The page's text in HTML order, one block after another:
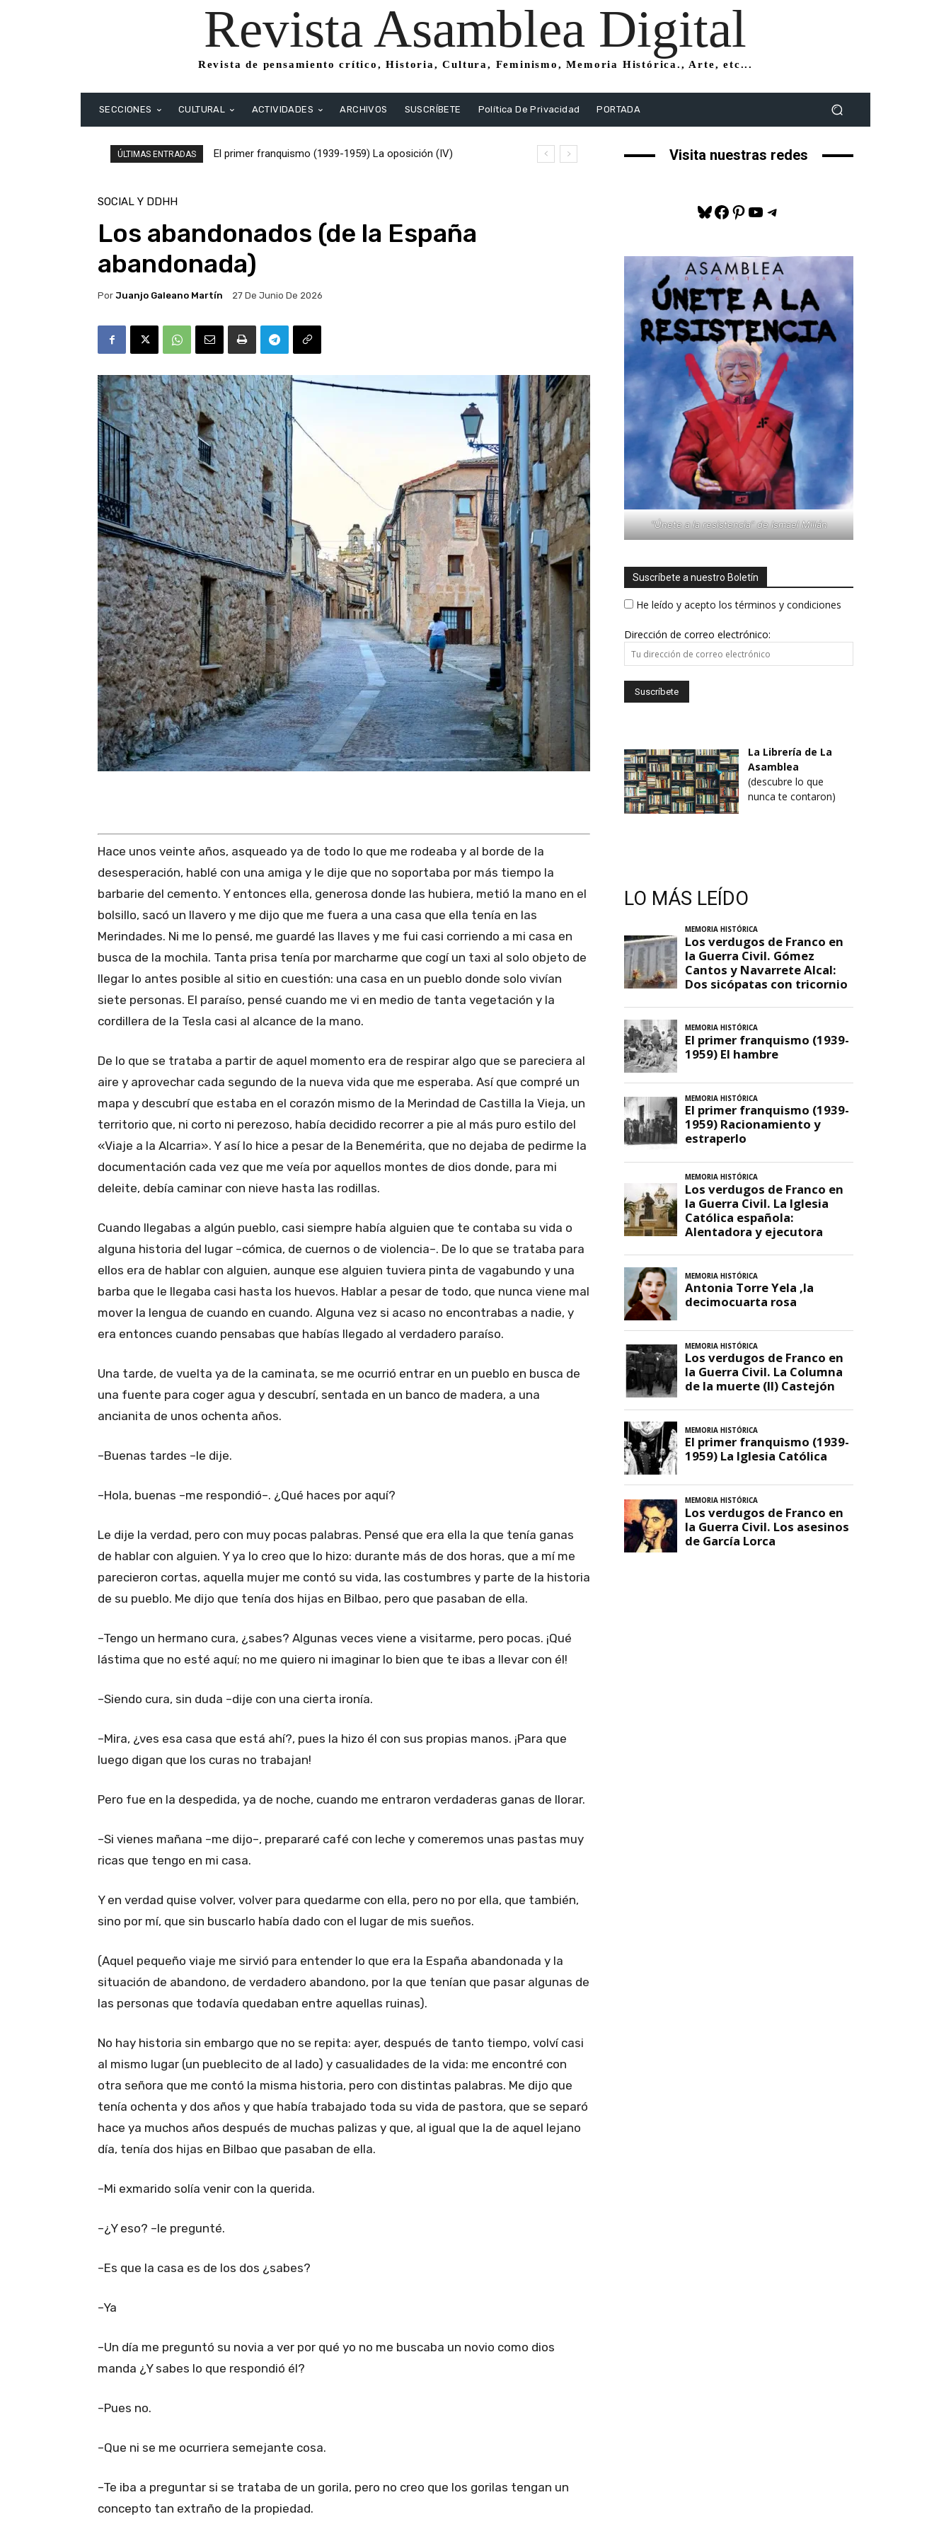
Revista Asamblea Digital
Revista de pensamiento crítico, Historia, Cultura, Feminismo, Memoria Histórica., Arte, etc...
SECCIONES CULTURAL ACTIVIDADES ARCHIVOS SUSCRÍBETE Política De Privacidad PORTADA
ÚLTIMAS ENTRADAS
El primer franquismo (1939-1959) La oposición (IV)
El primer franquismo (1939-1959) La oposición (III) El PSOE
SOCIAL Y DDHH
Los abandonados (de la España
abandonada)
Por Juanjo Galeano Martín 27 De Junio De 2026
Hace unos veinte años, asqueado ya de todo lo que me rodeaba y al borde de la
desesperación, hablé con una amiga y le dije que no soportaba por más tiempo la
barbarie del cemento. Y entonces ella, generosa donde las hubiera, metió la mano en el
bolsillo, sacó un llavero y me dijo que me fuera a una casa que ella tenía en las
Merindades. Ni me lo pensé, me guardé las llaves y me fui casi corriendo a mi casa en
busca de la mochila. Tanta prisa tenía por marcharme que cogí un taxi al solo objeto de
llegar lo antes posible al sitio en cuestión: una casa en un pueblo donde solo vivían
siete personas. El paraíso, pensé cuando me vi en medio de tanta vegetación y la
cordillera de la Tesla casi al alcance de la mano.
De lo que se trataba a partir de aquel momento era de respirar algo que se pareciera al
aire y aprovechar cada segundo de la nueva vida que me esperaba. Así que compré un
mapa y descubrí que estaba en el corazón mismo de la Merindad de Castilla la Vieja, un
territorio que, ni corto ni perezoso, había decidido recorrer a pie al más puro estilo del
«Viaje a la Alcarria». Y así lo hice a pesar de la Benemérita, que no dejaba de pedirme la
documentación cada vez que me veía por aquellos montes de dios donde, para mi
deleite, debía caminar con nieve hasta las rodillas.
Cuando llegabas a algún pueblo, casi siempre había alguien que te contaba su vida o
alguna historia del lugar –cómica, de cuernos o de violencia–. De lo que se trataba para
ellos era de hablar con alguien, aunque ese alguien tuviera pinta de vagabundo y una
barba que le llegaba casi hasta los huevos. Hablar a pesar de todo, que nunca viene mal
mover la lengua de cuando en cuando. Alguna vez si acaso no encontrabas a nadie, y
era entonces cuando pensabas que habías llegado al verdadero paraíso.
Una tarde, de vuelta ya de la caminata, se me ocurrió entrar en un pueblo en busca de
una fuente para coger agua y descubrí, sentada en un banco de madera, a una
ancianita de unos ochenta años.
–Buenas tardes –le dije.
–Hola, buenas –me respondió–. ¿Qué haces por aquí?
Le dije la verdad, pero con muy pocas palabras. Pensé que era ella la que tenía ganas
de hablar con alguien. Y ya lo creo que lo hizo: durante más de dos horas, que a mí me
parecieron cortas, aquella mujer me contó su vida, las costumbres y parte de la historia
de su pueblo. Me dijo que tenía dos hijas en Bilbao, pero que pasaban de ella.
–Tengo un hermano cura, ¿sabes? Algunas veces viene a visitarme, pero pocas. ¡Qué
lástima que no esté aquí; no me quiero ni imaginar lo bien que te ibas a llevar con él!
–Siendo cura, sin duda –dije con una cierta ironía.
–Mira, ¿ves esa casa que está ahí?, pues la hizo él con sus propias manos. ¡Para que
luego digan que los curas no trabajan!
Pero fue en la despedida, ya de noche, cuando me entraron verdaderas ganas de llorar.
–Si vienes mañana –me dijo–, prepararé café con leche y comeremos unas pastas muy
ricas que tengo en mi casa.
Y en verdad quise volver, volver para quedarme con ella, pero no por ella, que también,
sino por mí, que sin buscarlo había dado con el lugar de mis sueños.
(Aquel pequeño viaje me sirvió para entender lo que era la España abandonada y la
situación de abandono, de verdadero abandono, por la que tenían que pasar algunas de
las personas que todavía quedaban entre aquellas ruinas).
No hay historia sin embargo que no se repita: ayer, después de tanto tiempo, volví casi
al mismo lugar (un pueblecito de al lado) y casualidades de la vida: me encontré con
otra señora que me contó la misma historia, pero con distintas palabras. Me dijo que
tenía ochenta y dos años y que había trabajado toda su vida de pastora, que se separó
hace ya muchos años después de muchas palizas y que, al igual que la de aquel lejano
día, tenía dos hijas en Bilbao que pasaban de ella.
–Mi exmarido solía venir con la querida.
–¿Y eso? –le pregunté.
–Es que la casa es de los dos ¿sabes?
–Ya
–Un día me preguntó su novia a ver por qué yo no me buscaba un novio como dios
manda ¿Y sabes lo que respondió él?
–Pues no.
–Que ni se me ocurriera semejante cosa.
–Te iba a preguntar si se trataba de un gorila, pero no creo que los gorilas tengan un
concepto tan extraño de la propiedad.
Visita nuestras redes
Bluesky
Facebook
Pinterest
YouTube
Telegram
"Únete a la resistencia" de Ismael Millán
Suscríbete a nuestro Boletín
He leído y acepto los términos y condiciones
Dirección de correo electrónico:
La Librería de La
Asamblea
(descubre lo que
nunca te contaron)
LO MÁS LEÍDO